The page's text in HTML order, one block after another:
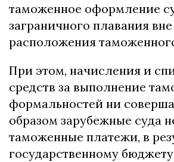
таможенное оформление
заграничного плавания
расположения
При этом, начисления и
средств за выполнение
формальностей ни
образом зарубежные суда
таможенные платежи, в
государственному